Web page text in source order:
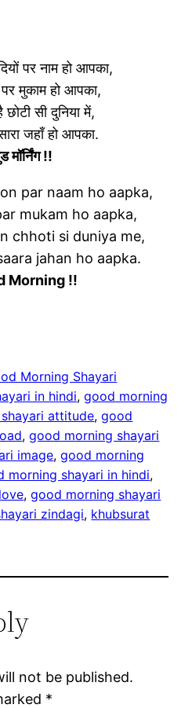
पर नाम हो आपका,
मुकाम हो आपका,
सी दुनिया में,
जहाँ हो आपका.
मॉर्निंग !!
par naam ho aapka,
mukam ho aapka,
chhoti si duniya me,
jahan ho aapka.
Morning !!
Morning Shayari
in hindi, good morning
attitude, good
, good morning shayari
image, good morning
morning shayari in hindi
, good morning shayari
zindagi, khubsurat
not be published.
*